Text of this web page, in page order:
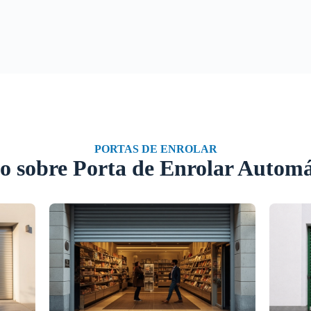
PORTAS DE ENROLAR
sobre Porta de Enrolar